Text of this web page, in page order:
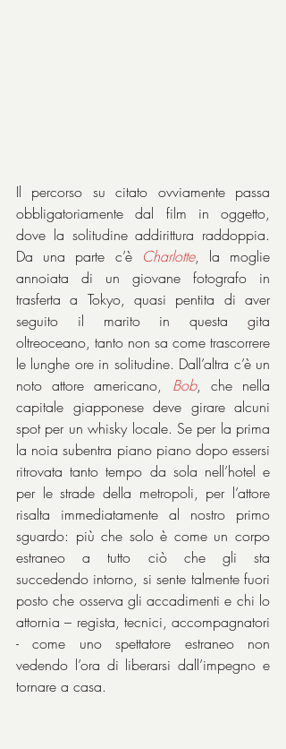
Il percorso su citato ovviamente passa
obbligatoriamente dal film in oggetto,
dove la solitudine addirittura raddoppia.
Da una parte c’è Charlotte, la moglie
annoiata di un giovane fotografo in
trasferta a Tokyo, quasi pentita di aver
seguito il marito in questa gita
oltreoceano, tanto non sa come trascorrere
le lunghe ore in solitudine. Dall’altra c’è un
noto attore americano, Bob, che nella
capitale giapponese deve girare alcuni
spot per un whisky locale. Se per la prima
la noia subentra piano piano dopo essersi
ritrovata tanto tempo da sola nell’hotel e
per le strade della metropoli, per l’attore
risalta immediatamente al nostro primo
sguardo: più che solo è come un corpo
estraneo a tutto ciò che gli sta
succedendo intorno, si sente talmente fuori
posto che osserva gli accadimenti e chi lo
attornia – regista, tecnici, accompagnatori
- come uno spettatore estraneo non
vedendo l’ora di liberarsi dall’impegno e
tornare a casa.